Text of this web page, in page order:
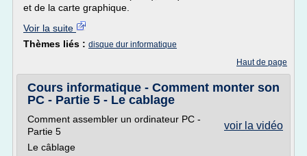
et de la carte graphique.
Voir la suite
Thèmes liés : disque dur informatique
Haut de page
Cours informatique - Comment monter son
PC - Partie 5 - Le cablage
voir la vidéo
Comment assembler un ordinateur PC -
Partie 5
Le câblage